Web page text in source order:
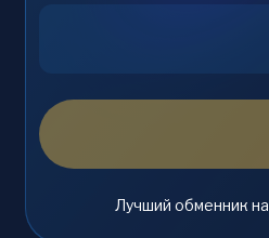
Лучший обменник на